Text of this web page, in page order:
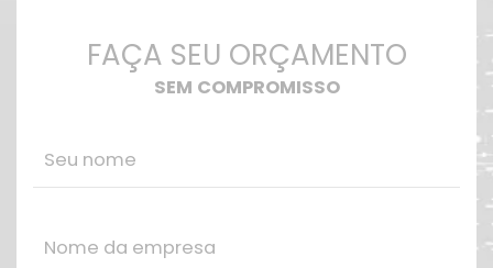
FAÇA SEU ORÇAMENTO
SEM COMPROMISSO